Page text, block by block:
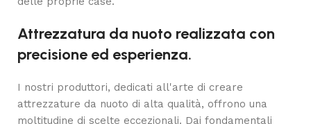
Attrezzatura da nuoto realizzata con
precisione ed esperienza.
I nostri produttori, dedicati all'arte di creare
attrezzature da nuoto di alta qualità, offrono una
moltitudine di scelte eccezionali. Dai fondamentali